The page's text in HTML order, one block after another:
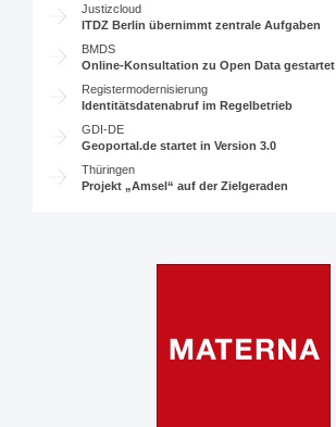
Justizcloud
ITDZ Berlin übernimmt zentrale Aufgaben
BMDS
Online-Konsultation zu Open Data gestartet
Registermodernisierung
Identitätsdatenabruf im Regelbetrieb
GDI-DE
Geoportal.de startet in Version 3.0
Thüringen
Projekt „Amsel“ auf der Zielgeraden